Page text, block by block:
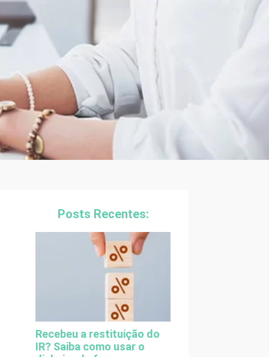
Posts Recentes:
Recebeu a restituição do
IR? Saiba como usar o